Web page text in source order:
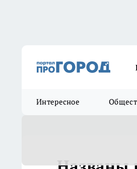
Интересное